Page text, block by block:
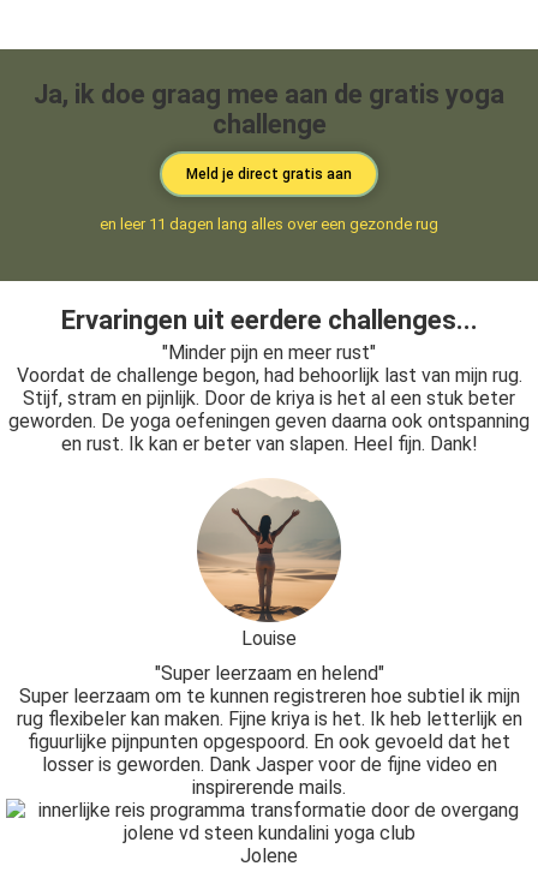
Ja, ik doe graag mee aan de gratis yoga
challenge
Meld je direct gratis aan
en leer 11 dagen lang alles over een gezonde rug
Ervaringen uit eerdere challenges...
"Minder pijn en meer rust"
Voordat de challenge begon, had behoorlijk last van mijn rug.
Stijf, stram en pijnlijk. Door de kriya is het al een stuk beter
geworden. De yoga oefeningen geven daarna ook ontspanning
en rust. Ik kan er beter van slapen. Heel fijn. Dank!
Louise
"Super leerzaam en helend"
Super leerzaam om te kunnen registreren hoe subtiel ik mijn
rug flexibeler kan maken. Fijne kriya is het. Ik heb letterlijk en
figuurlijke pijnpunten opgespoord. En ook gevoeld dat het
losser is geworden. Dank Jasper voor de fijne video en
inspirerende mails.
Jolene